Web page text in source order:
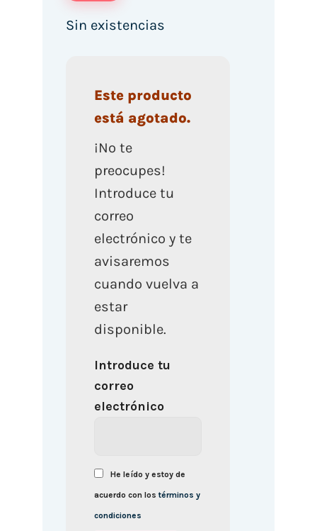
Sin existencias
Este producto
está agotado.
¡No te
preocupes!
Introduce tu
correo
electrónico y te
avisaremos
cuando vuelva a
estar
disponible.
Introduce tu
correo
electrónico
He leído y estoy de
acuerdo con lostérminos y
condiciones